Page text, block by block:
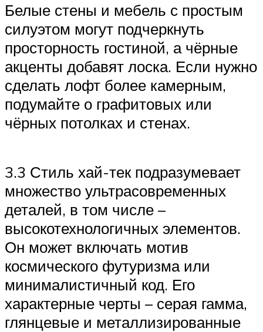
Белые стены и мебель с простым
силуэтом могут подчеркнуть
просторность гостиной, а чёрные
акценты добавят лоска. Если нужно
сделать лофт более камерным,
подумайте о графитовых или
чёрных потолках и стенах.
3.3 Стиль хай-тек подразумевает
множество ультрасовременных
деталей, в том числе –
высокотехнологичных элементов.
Он может включать мотив
космического футуризма или
минималистичный код. Его
характерные черты – серая гамма,
глянцевые и металлизированные